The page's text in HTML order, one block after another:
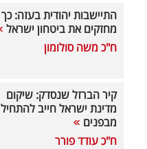
התיישבות יהודית בעזה: כך
מחזקים את ביטחון ישראל
ח"כ משה סולומון
קיר הברזל שנסדק: שיקום
מדינת ישראל חייב להתחיל
מבפנים
ח"כ עודד פורר